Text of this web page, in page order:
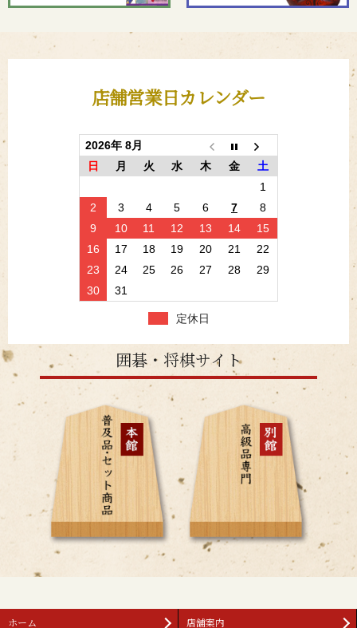
店舗営業日カレンダー
2026年 8月
日
月 火 水 木 金
土
1
2
3 4 5 6 7
8
9
10 11 12 13 14
15
16
17 18 19 20 21
22
23
24 25 26 27 28
29
30
31
定休日
囲碁・将棋サイト
ホーム 店舗案内